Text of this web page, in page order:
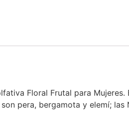
Floral Frutal para
pera, bergamota y elemí;